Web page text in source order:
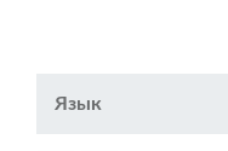
Язык